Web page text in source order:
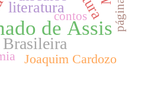
de Assis
literatura
Joaquim Cardozo
contos